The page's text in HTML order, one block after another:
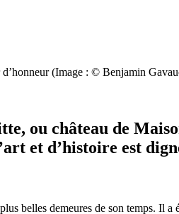
(Image : © Benjamin
ou château de
et d’histoire est
belles demeures de son temps. Il